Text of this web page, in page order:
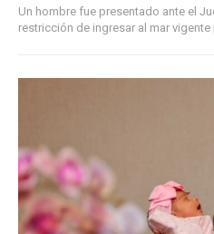
Un hombre fue presentado ante el
restricción de ingresar al mar vigente